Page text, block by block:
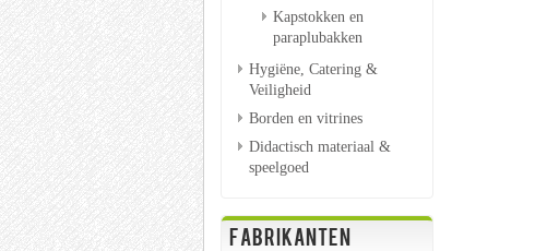
Kapstokken en
paraplubakken
Hygiëne, Catering &
Veiligheid
Borden en vitrines
Didactisch materiaal &
speelgoed
FABRIKANTEN